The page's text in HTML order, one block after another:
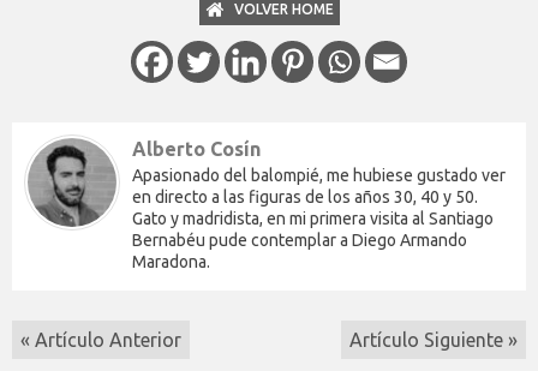
VOLVER HOME
Alberto Cosín
Apasionado del balompié, me hubiese gustado ver
en directo a las figuras de los años 30, 40 y 50.
Gato y madridista, en mi primera visita al Santiago
Bernabéu pude contemplar a Diego Armando
Maradona.
« Artículo Anterior Artículo Siguiente »